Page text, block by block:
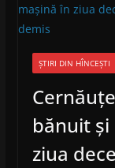
ȘTIRI DIN HÎNCEȘTI
bănuit
ziua